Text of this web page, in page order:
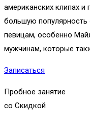
американских клипах и
большую популярность
певицам, особенно
мужчинам, которые
Записаться
Пробное занятие
со Скидкой